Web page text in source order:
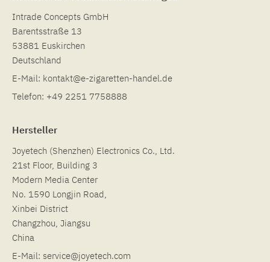
Intrade Concepts GmbH
Barentsstraße 13
53881 Euskirchen
Deutschland
E-Mail: kontakt@e-zigaretten-handel.de
Telefon: +49 2251 7758888
Hersteller
Joyetech (Shenzhen) Electronics Co., Ltd.
21st Floor, Building 3
Modern Media Center
No. 1590 Longjin Road,
Xinbei District
Changzhou, Jiangsu
China
E-Mail: service@joyetech.com